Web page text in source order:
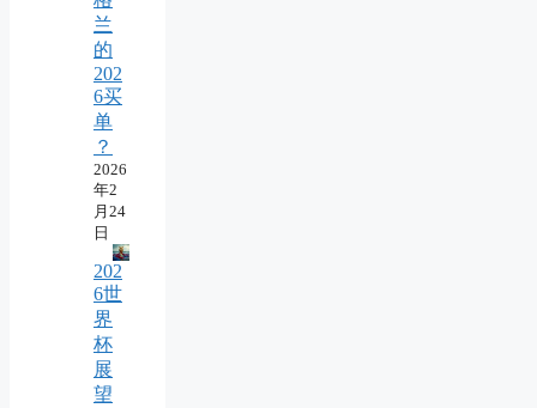
兰
的
202
6买
单
？
2026
年2
月24
日
202
6世
界
杯
展
望